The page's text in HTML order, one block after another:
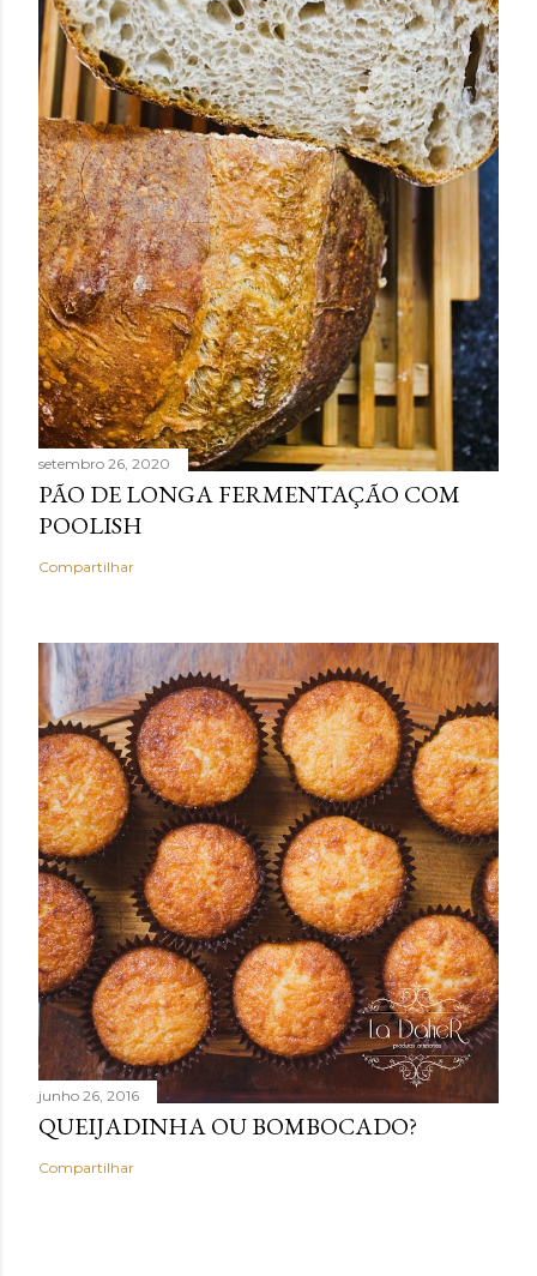
setembro 26, 2020
PÃO DE LONGA FERMENTAÇÃO COM
POOLISH
Compartilhar
junho 26, 2016
QUEIJADINHA OU BOMBOCADO?
Compartilhar